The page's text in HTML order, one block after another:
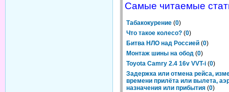
Самые читаемые
Табакокурение (0)
Что такое колесо? (0)
Битва НЛО над Россией (0)
Монтаж шины на обод (0)
Toyota Camry 2.4 16v VVT-i (0)
Задержка или отмена рейса,
времени прилёта или вылета,
назначения или прибытия (0)